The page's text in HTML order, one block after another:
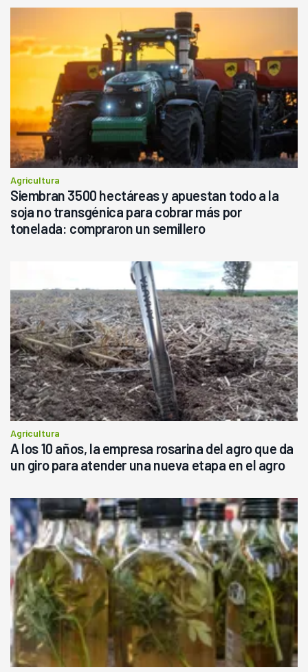
Agricultura
Siembran 3500 hectáreas y apuestan todo a la
soja no transgénica para cobrar más por
tonelada: compraron un semillero
Agricultura
A los 10 años, la empresa rosarina del agro que da
un giro para atender una nueva etapa en el agro